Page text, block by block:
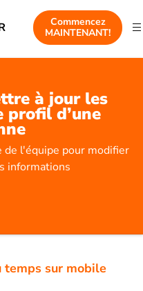
Commencez
MAINTENANT!
à jour les
d’une
de l'équipe pour modifier
informations
temps sur mobile